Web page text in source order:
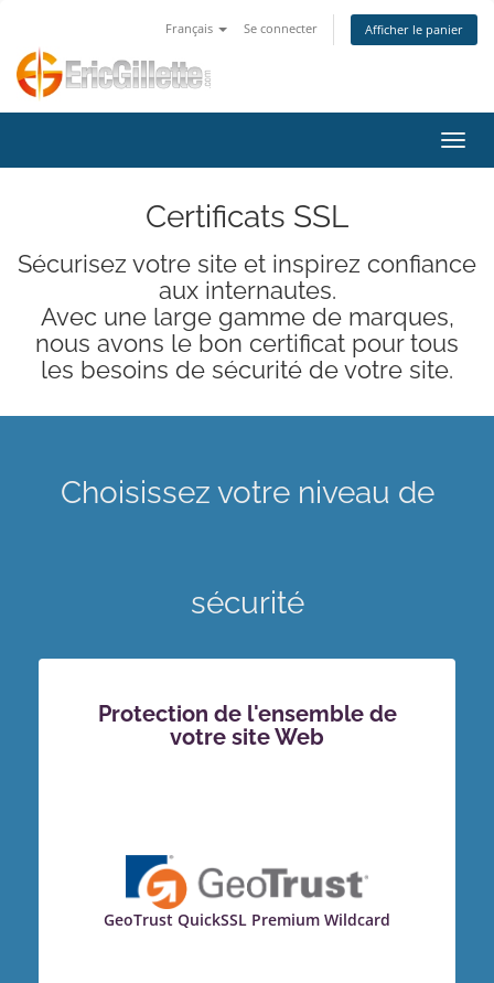
Français Se connecter Afficher le panier
Certificats SSL
Sécurisez votre site et inspirez confiance
aux internautes.
Avec une large gamme de marques,
nous avons le bon certificat pour tous
les besoins de sécurité de votre site.
Choisissez votre niveau de
sécurité
Protection de l'ensemble de
votre site Web
GeoTrust QuickSSL Premium Wildcard